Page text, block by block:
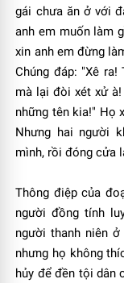
gái chưa ăn ở với
anh em muốn làm
xin anh em đừng
Chúng đáp: "Xê
mà lại đòi xét xử
những tên kia!" Họ
Nhưng hai người
mình, rồi đóng cửa
Thông điệp của
người đồng tính
người thanh niên
nhưng họ không
hủy để đền tội dân